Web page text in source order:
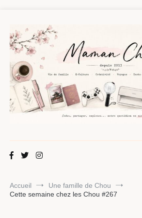
contenu
Maman Chou
Accueil
Une famille de Chou
Cette semaine chez les Chou #267